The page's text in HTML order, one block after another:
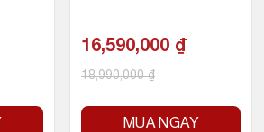
16,590,000 ₫
18,990,000₫
MUA NGAY